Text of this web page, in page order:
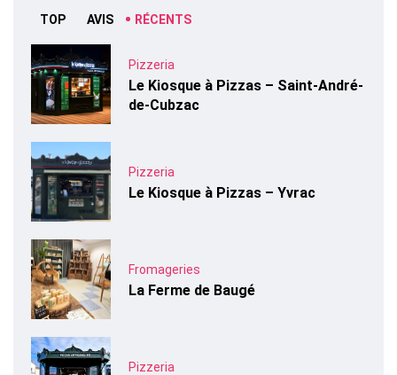
TOP AVIS RÉCENTS
Pizzeria
Le Kiosque à Pizzas – Saint-André-
de-Cubzac
Pizzeria
Le Kiosque à Pizzas – Yvrac
Fromageries
La Ferme de Baugé
Pizzeria